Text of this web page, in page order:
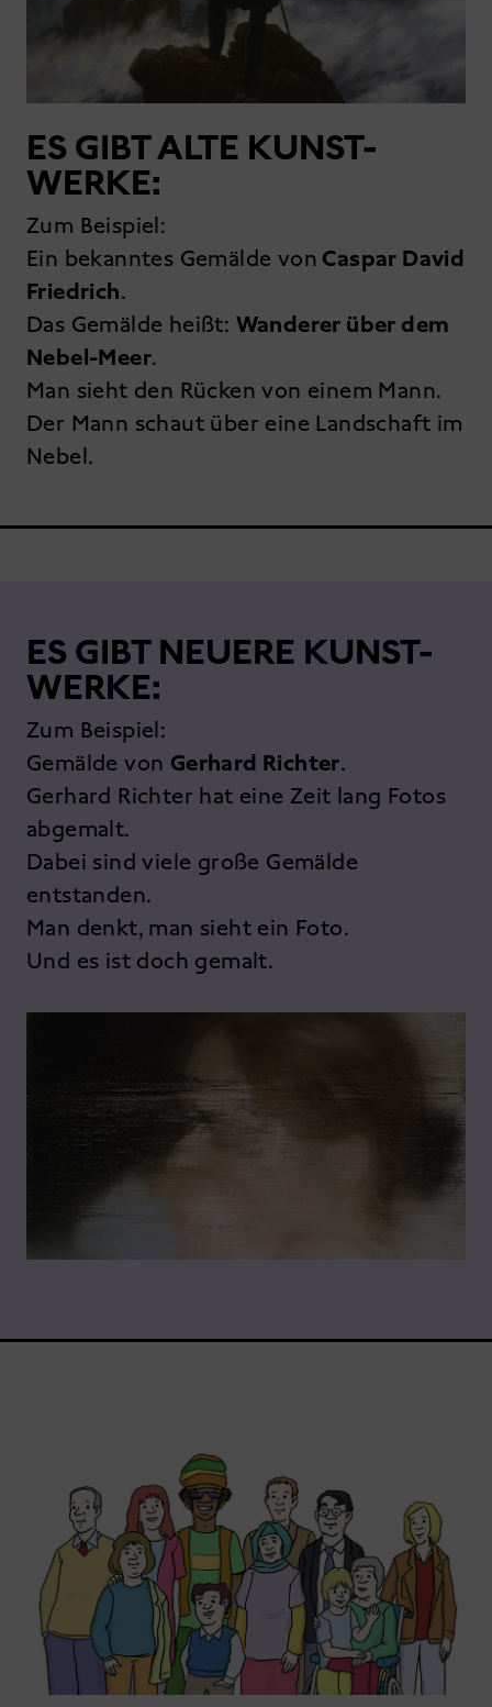
ES GIBT ALTE KUNST-
WERKE:
Zum Beispiel:
Ein bekanntes Gemälde von Caspar David
Friedrich.
Das Gemälde heißt: Wanderer über dem
Nebel-Meer.
Man sieht den Rücken von einem Mann.
Der Mann schaut über eine Landschaft im
Nebel.
ES GIBT NEUERE KUNST-
WERKE:
Zum Beispiel:
Gemälde von Gerhard Richter.
Gerhard Richter hat eine Zeit lang Fotos
abgemalt.
Dabei sind viele große Gemälde
entstanden.
Man denkt, man sieht ein Foto.
Und es ist doch gemalt.